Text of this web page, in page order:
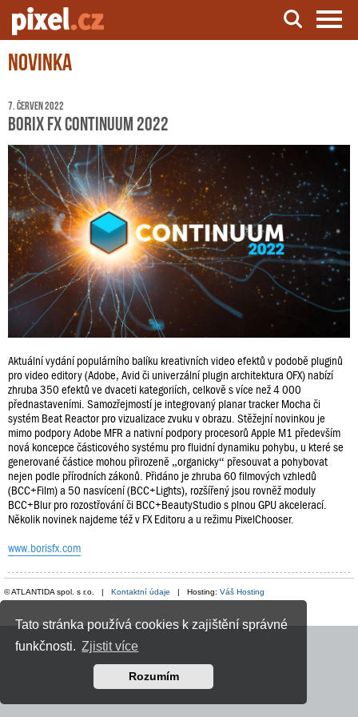
Tato stránka používá cookies k zajištění správné
funkčnosti. Zjistit více
Rozumím
Server o natáčení a zpracování videa
Novinka
7. červen 2022
Borix FX Continuum 2022
Aktuální vydání populárního balíku kreativních video efektů v podobě pluginů
pro video editory (Adobe, Avid či univerzální plugin architektura OFX) nabízí
zhruba 350 efektů ve dvaceti kategoriích, celkově s více než 4 000
přednastaveními. Samozřejmostí je integrovaný planar tracker Mocha či
systém Beat Reactor pro vizualizace zvuku v obrazu. Stěžejní novinkou je
mimo podpory Adobe MFR a nativní podpory procesorů Apple M1 především
nová koncepce částicového systému pro fluidní dynamiku pohybu, u které se
generované částice mohou přirozeně „organicky“ přesouvat a pohybovat
nejen podle přírodních zákonů. Přidáno je zhruba 60 filmových vzhledů
(BCC+Film) a 50 nasvícení (BCC+Lights), rozšířený jsou rovněž moduly
BCC+Blur pro rozostřování či BCC+BeautyStudio s plnou GPU akcelerací.
Několik novinek najdeme též v FX Editoru a u režimu PixelChooser.
www.borisfx.com
© ATLANTIDA spol. s r.o. | Kontaktní údaje | Hosting: Váš Hosting